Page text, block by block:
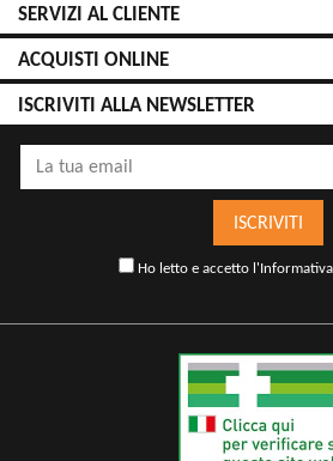
SERVIZI AL CLIENTE
ACQUISTI ONLINE
ISCRIVITI ALLA NEWSLETTER
ISCRIVITI
Ho letto e accetto l'